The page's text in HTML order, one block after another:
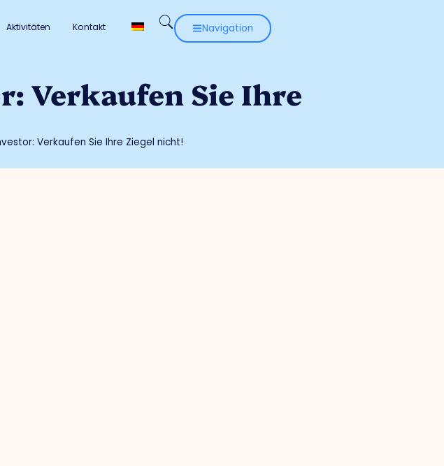
Aktivitäten Kontakt Navigation
Verkaufen Sie Ihre
Verkaufen Sie Ihre Ziegel nicht!